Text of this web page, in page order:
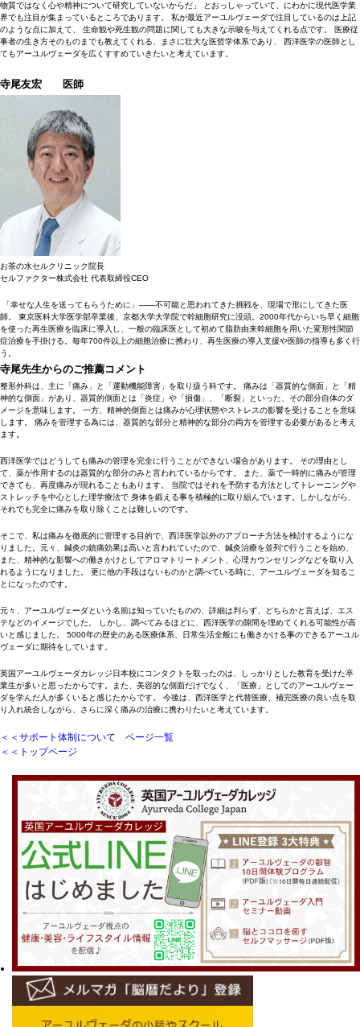
物質ではなく心や精神について研究していないからだ」 とおっしゃっていて、にわかに現代医学業
界でも注目が集まっているところであります。 私が最近アーユルヴェーダで注目しているのは上記
のような点に加えて、 生命観や死生観の問題に関しても大きな示唆を与えてくれる点です。 医療従
事者の生き方そのものまでも教えてくれる、まさに壮大な医哲学体系であり、 西洋医学の医師とし
てもアーユルヴェーダを広くすすめていきたいと考えています。
寺尾友宏 医師
お茶の水セルクリニック院長
セルファクター株式会社 代表取締役CEO
「幸せな人生を送ってもらうために」――不可能と思われてきた挑戦を、現場で形にしてきた医
師。 東京医科大学医学部卒業後、京都大学大学院で幹細胞研究に没頭。2000年代からいち早く細胞
を使った再生医療を臨床に導入し、一般の臨床医として初めて脂肪由来幹細胞を用いた変形性関節
症治療を手掛ける。毎年700件以上の細胞治療に携わり、再生医療の導入支援や医師の指導も多く行
う。
寺尾先生からのご推薦コメント
整形外科は、主に「痛み」と「運動機能障害」を取り扱う科です。 痛みは「器質的な側面」と「精
神的な側面」があり、器質的側面とは「炎症」や「損傷」、「断裂」といった、その部分自体のダ
メージを意味します。 一方、精神的側面とは痛みが心理状態やストレスの影響を受けることを意味
します。 痛みを管理する為には、器質的な部分と精神的な部分の両方を管理する必要があると考え
ます。
西洋医学ではどうしても痛みの管理を完全に行うことができない場合があります。 その理由とし
て、薬が作用するのは器質的な部分のみと言われているからです。 また、薬で一時的に痛みが管理
できても、再度痛みが現れることもあります。 当院ではそれを予防する方法としてトレーニングや
ストレッチを中心とした理学療法で 身体を鍛える事を積極的に取り組んでいます。しかしながら、
それでも完全に痛みを取り除くことは難しいのです。
そこで、私は痛みを徹底的に管理する目的で、西洋医学以外のアプローチ方法を検討するようにな
りました。元々、鍼灸の鎮痛効果は高いと言われていたので、鍼灸治療を並列で行うことを始め、
また、精神的な影響への働きかけとしてアロマトリートメント、心理カウンセリングなどを取り入
れるようになりました。 更に他の手段はないものかと調べている時に、アーユルヴェーダを知るこ
とになったのです。
元々、アーユルヴェーダという名前は知っていたものの、詳細は判らず、どちらかと言えば、エス
テなどのイメージでした。 しかし、調べてみるほどに、西洋医学の隙間を埋めてくれる可能性が高
いと感じました。 5000年の歴史のある医療体系、日常生活全般にも働きかける事のできるアーユル
ヴェーダに期待をしています。
英国アーユルヴェーダカレッジ日本校にコンタクトを取ったのは、しっかりとした教育を受けた卒
業生が多いと思ったからです。また、美容的な側面だけでなく、「医療」としてのアーユルヴェー
ダを学んだ人が多くいると感じたからです。 今後は、西洋医学と代替医療、補完医療の良い点を取
り入れ統合しながら、さらに深く痛みの治療に携わりたいと考えています。
＜＜サポート体制について ページ一覧
＜＜トップページ